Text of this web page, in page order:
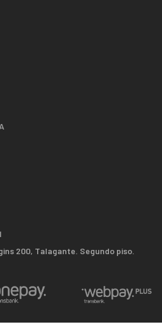
200, Talagante. Segundo piso.